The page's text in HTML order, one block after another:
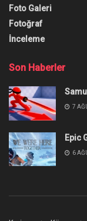
Foto Galeri
Fotoğraf
İnceleme
Son Haberler
7
Epic
6